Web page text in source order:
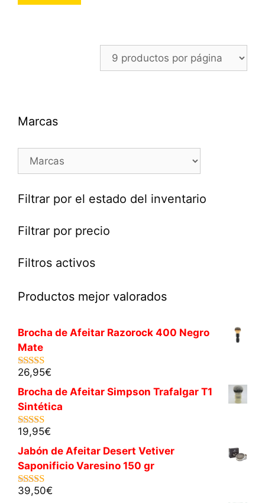
Marcas
Filtrar por el estado del inventario
Filtrar por precio
Filtros activos
Productos mejor valorados
Brocha de Afeitar Razorock 400 Negro
Mate
5.00de 5
26,95€
Brocha de Afeitar Simpson Trafalgar T1
Sintética
5.00de 5
19,95€
Jabón de Afeitar Desert Vetiver
Saponificio Varesino 150 gr
5.00de 5
39,50€